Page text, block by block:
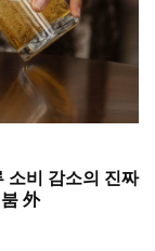
소비 감소의 진짜
外